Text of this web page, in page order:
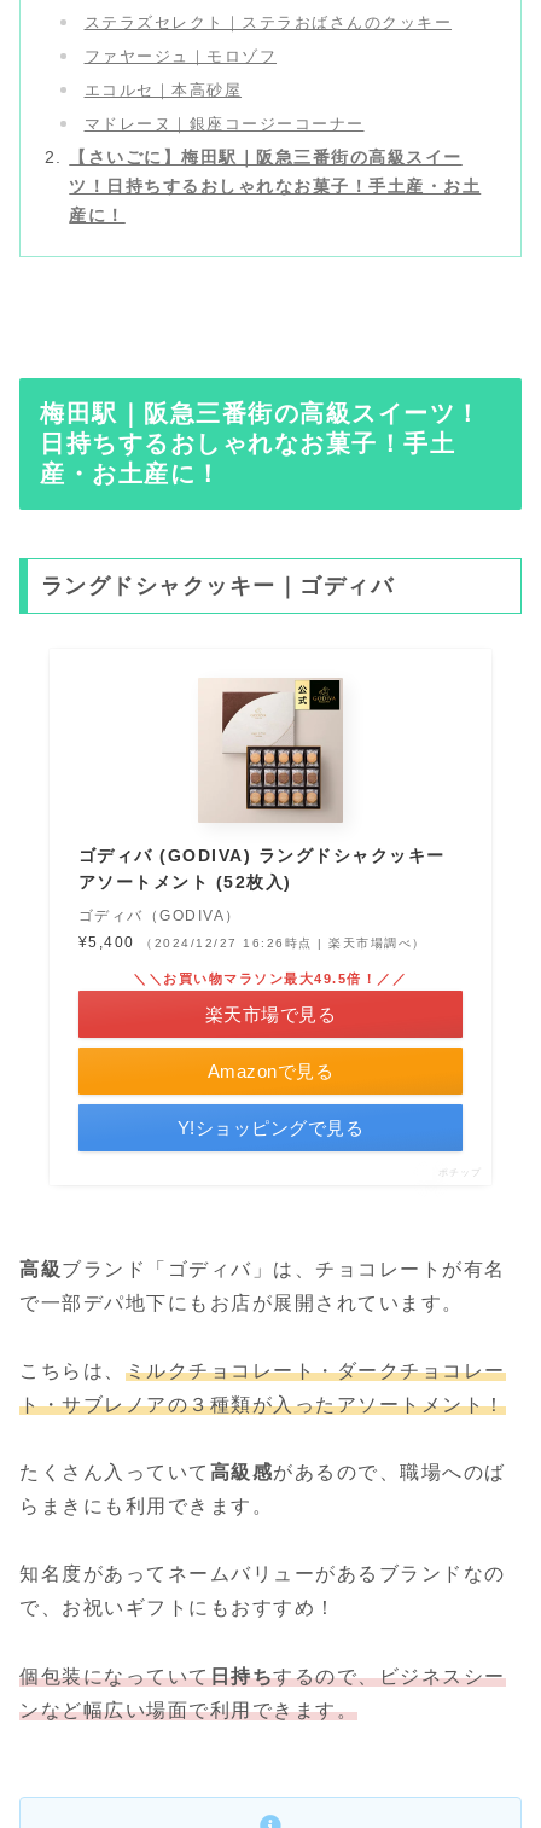
ステラズセレクト｜ステラおばさんのクッキー
ファヤージュ｜モロゾフ
エコルセ｜本高砂屋
マドレーヌ｜銀座コージーコーナー
【さいごに】梅田駅｜阪急三番街の高級スイー
ツ！日持ちするおしゃれなお菓子！手土産・お土
産に！
梅田駅｜阪急三番街の高級スイーツ！
日持ちするおしゃれなお菓子！手土
産・お土産に！
ラングドシャクッキー｜ゴディバ
ゴディバ (GODIVA) ラングドシャクッキー
アソートメント (52枚入)
ゴディバ（GODIVA）
¥5,400
（2024/12/27 16:26時点 | 楽天市場調べ）
Amazonで見る
＼＼お買い物マラソン最大49.5倍！／／
楽天市場で見る
Y!ショッピングで見る
ポチップ
高級ブランド「ゴディバ」は、チョコレートが有名
で一部デパ地下にもお店が展開されています。
こちらは、 ミルクチョコレート・ダークチョコレー
ト・サブレノアの３種類が入ったアソートメント！
たくさん入っていて 高級感があるので、職場へのば
らまきにも利用できます。
知名度があってネームバリューがあるブランドなの
で、お祝いギフトにもおすすめ！
個包装になっていて日持ちするので、ビジネスシー
ンなど幅広い場面で利用できます。